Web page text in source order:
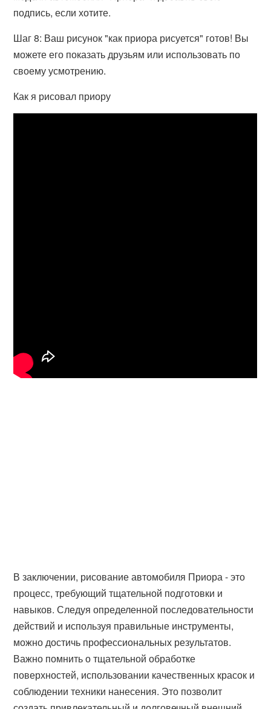
подпись, если хотите.
Шаг 8: Ваш рисунок "как приора рисуется" готов! Вы
можете его показать друзьям или использовать по
своему усмотрению.
Как я рисовал приору
В заключении, рисование автомобиля Приора - это
процесс, требующий тщательной подготовки и
навыков. Следуя определенной последовательности
действий и используя правильные инструменты,
можно достичь профессиональных результатов.
Важно помнить о тщательной обработке
поверхностей, использовании качественных красок и
соблюдении техники нанесения. Это позволит